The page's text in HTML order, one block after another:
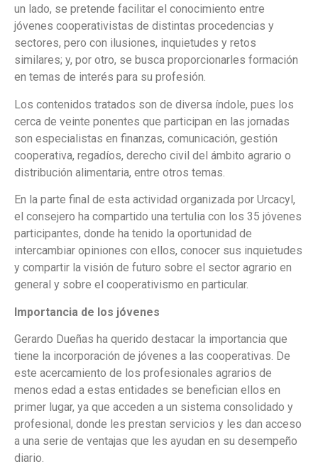
un lado, se pretende facilitar el conocimiento entre
jóvenes cooperativistas de distintas procedencias y
sectores, pero con ilusiones, inquietudes y retos
similares; y, por otro, se busca proporcionarles formación
en temas de interés para su profesión.
Los contenidos tratados son de diversa índole, pues los
cerca de veinte ponentes que participan en las jornadas
son especialistas en finanzas, comunicación, gestión
cooperativa, regadíos, derecho civil del ámbito agrario o
distribución alimentaria, entre otros temas.
En la parte final de esta actividad organizada por Urcacyl,
el consejero ha compartido una tertulia con los 35 jóvenes
participantes, donde ha tenido la oportunidad de
intercambiar opiniones con ellos, conocer sus inquietudes
y compartir la visión de futuro sobre el sector agrario en
general y sobre el cooperativismo en particular.
Importancia de los jóvenes
Gerardo Dueñas ha querido destacar la importancia que
tiene la incorporación de jóvenes a las cooperativas. De
este acercamiento de los profesionales agrarios de
menos edad a estas entidades se benefician ellos en
primer lugar, ya que acceden a un sistema consolidado y
profesional, donde les prestan servicios y les dan acceso
a una serie de ventajas que les ayudan en su desempeño
diario.